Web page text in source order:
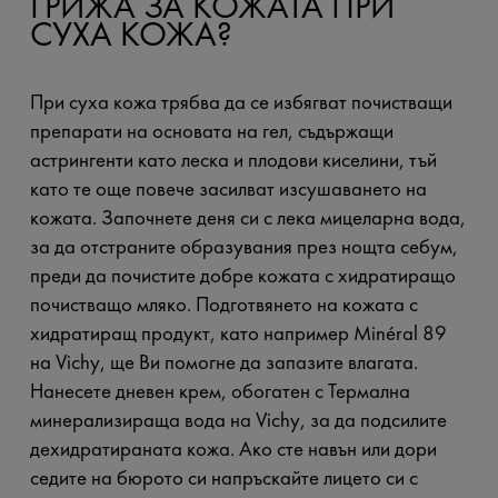
СУХА КОЖА?
При суха кожа трябва да се избягват почистващи
препарати на основата на гел, съдържащи
астрингенти като леска и плодови киселини, тъй
като те още повече засилват изсушаването на
кожата. Започнете деня си с лека мицеларна вода,
за да отстраните образувания през нощта себум,
преди да почистите добре кожата с хидратиращо
почистващо мляко. Подготвянето на кожата с
хидратиращ продукт, като например Minéral 89
на Vichy, ще Ви помогне да запазите влагата.
Нанесете дневен крем, обогатен с Термална
минерализираща вода на Vichy, за да подсилите
дехидратираната кожа. Ако сте навън или дори
седите на бюрото си напръскайте лицето си с